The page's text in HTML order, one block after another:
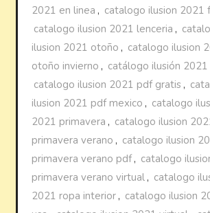
2021 en linea , catalogo ilusion 2021
catalogo ilusion 2021 lenceria ,
ilusion 2021 otoño , catalogo ilusion
otoño invierno , catálogo ilusión
catalogo ilusion 2021 pdf gratis ,
ilusion 2021 pdf mexico , catalogo
2021 primavera , catalogo ilusion
primavera verano , catalogo ilusion
primavera verano pdf, catalogo
primavera verano virtual , catalogo
2021 ropa interior , catalogo ilusion